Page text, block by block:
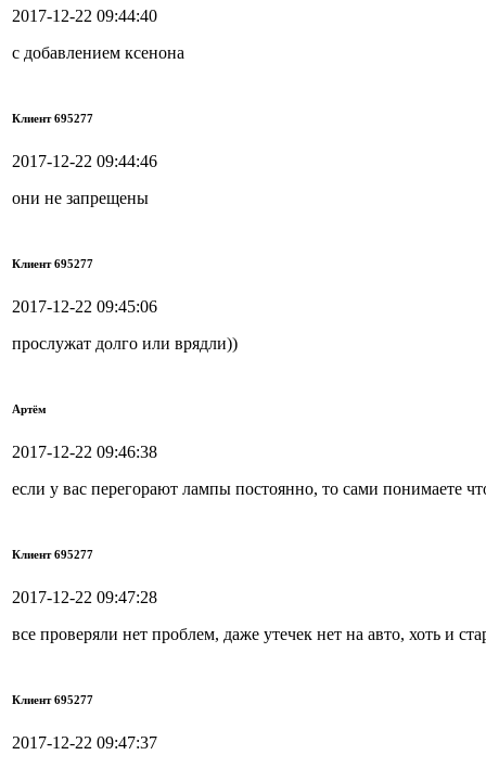
2017-12-22 09:44:40
с добавлением ксенона
Клиент 695277
2017-12-22 09:44:46
они не запрещены
Клиент 695277
2017-12-22 09:45:06
прослужат долго или врядли))
Артём
2017-12-22 09:46:38
если у вас перегорают лампы постоянно, то сами понимаете
Клиент 695277
2017-12-22 09:47:28
все проверяли нет проблем, даже утечек нет на авто, хоть и
Клиент 695277
2017-12-22 09:47:37